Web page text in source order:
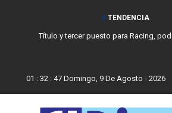
TENDENCIA
Título y tercer puesto para Racing,
01 : 32 : 48 Domingo, 9 De Agosto - 2026